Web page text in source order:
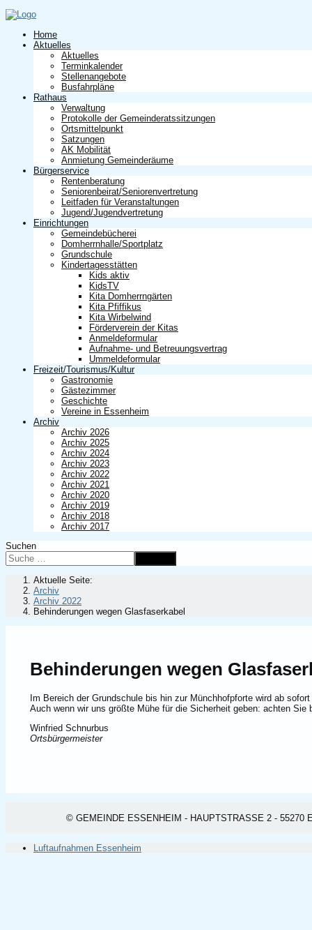
Home
Aktuelles
Aktuelles
Terminkalender
Stellenangebote
Busfahrpläne
Rathaus
Verwaltung
Protokolle der Gemeinderatssitzungen
Ortsmittelpunkt
Satzungen
AK Mobilität
Anmietung Gemeinderäume
Bürgerservice
Rentenberatung
Seniorenbeirat/Seniorenvertretung
Leitfaden für Veranstaltungen
Jugend/Jugendvertretung
Einrichtungen
Gemeindebücherei
Domherrnhalle/Sportplatz
Grundschule
Kindertagesstätten
Kids aktiv
KidsTV
Kita Domherrngärten
Kita Pfiffikus
Kita Wirbelwind
Förderverein der Kitas
Anmeldeformular
Aufnahme- und Betreuungsvertrag
Ummeldeformular
Freizeit/Tourismus/Kultur
Gastronomie
Gästezimmer
Geschichte
Vereine in Essenheim
Archiv
Archiv 2026
Archiv 2025
Archiv 2024
Archiv 2023
Archiv 2022
Archiv 2021
Archiv 2020
Archiv 2019
Archiv 2018
Archiv 2017
Suchen
Aktuelle Seite:
Archiv
Archiv 2022
Behinderungen wegen Glasfaserkabel
Behinderungen wegen
Im Bereich der Grundschule bis hin zur Münchhofpforte wird ab
Auch wenn wir uns größte Mühe für die Sicherheit geben: achten
Winfried Schnurbus
Ortsbürgermeister
© GEMEINDE ESSENHEIM - HAUPTSTRASSE 2 - 55270
Luftaufnahmen Essenheim